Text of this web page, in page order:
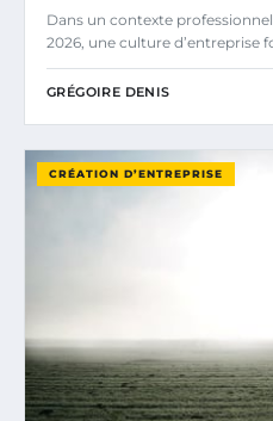
Dans un contexte
2026, une culture d’entreprise
GRÉGOIRE DENIS
CRÉATION D’ENTREPRISE